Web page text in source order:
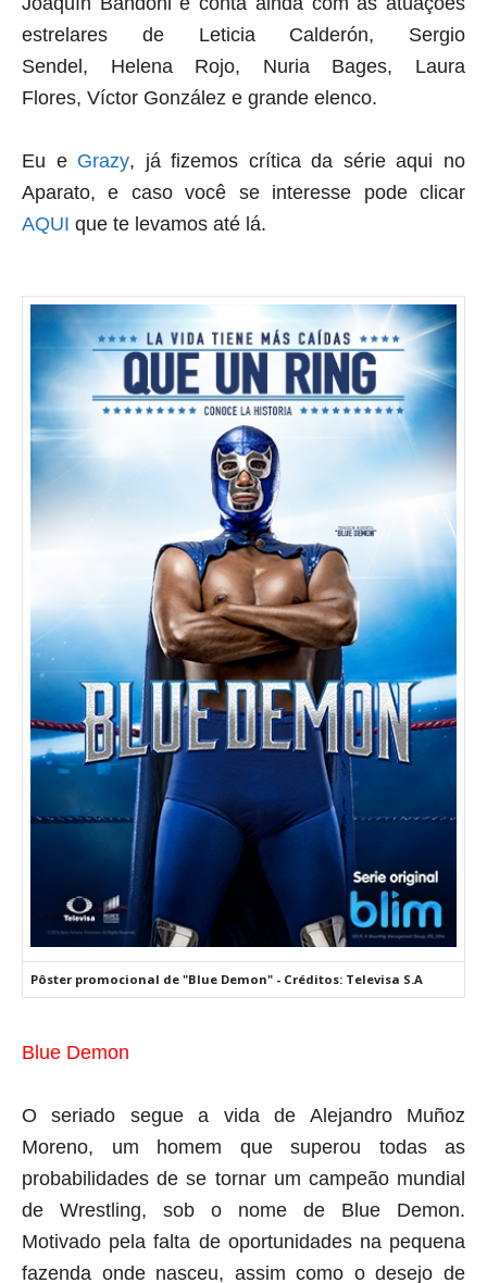
estrelares de Leticia Calderón, Sergio
Sendel, Helena Rojo, Nuria Bages, Laura
Flores, Víctor González e grande elenco.
Eu e Grazy, já fizemos crítica da série aqui no
Aparato, e caso você se interesse pode clicar
AQUI que te levamos até lá.
Pôster promocional de "Blue Demon" - Créditos: Televisa S.A
Blue Demon
O seriado segue a vida de Alejandro Muñoz
Moreno, um homem que superou todas as
probabilidades de se tornar um campeão mundial
de Wrestling, sob o nome de Blue Demon.
Motivado pela falta de oportunidades na pequena
fazenda onde nasceu, assim como o desejo de